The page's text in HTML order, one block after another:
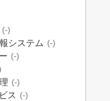
(-)
システム (-)
(-)
(-)
ス (-)